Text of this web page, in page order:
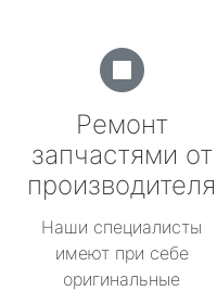
Ремонт
запчастями от
производителя
Наши специалисты
имеют при себе
оригинальные